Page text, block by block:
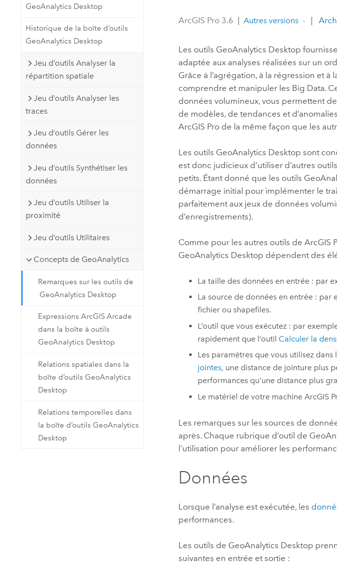
Créer des applications de
cartographie et d’analyse spatiale
Tous les produits
Tous les secteurs d’activité
GeoAnalytics Desktop
Historique de la boîte d’outils
GeoAnalytics Desktop
Jeu d’outils Analyser la
répartition spatiale
Jeu d’outils Analyser les
traces
Jeu d’outils Gérer les
données
Jeu d’outils Synthétiser les
données
Jeu d’outils Utiliser la
proximité
Jeu d’outils Utilitaires
Concepts de GeoAnalytics
Remarques sur les outils de
GeoAnalytics Desktop
Expressions ArcGIS Arcade
dans la boîte à outils
GeoAnalytics Desktop
Relations spatiales dans la
boîte d’outils GeoAnalytics
Desktop
Relations temporelles dans
la boîte d’outils GeoAnalytics
Desktop
ArcGIS Pro 3.6 Autres versions
Les outils GeoAnalytics Desktop
adaptée aux analyses réalisées sur un
Grâce à l’agrégation, à la régression et à
comprendre et manipuler les Big Data.
données volumineux, vous permettent
de modèles, de tendances et
ArcGIS Pro de la même façon que les
Les outils GeoAnalytics Desktop sont
est donc judicieux d’utiliser d’autres
petits. Étant donné que les outils
démarrage initial pour implémenter le
parfaitement aux jeux de données
d’enregistrements).
Comme pour les autres outils deArcGIS
GeoAnalytics Desktop dépendent des
La taille des données en entrée : par
La source de données en entrée : par
fichier ou shapefiles.
L’outil que vous exécutez : par
rapidement que l’outil Calculer la
Les paramètres que vous utilisez dans
jointes, une distance de jointure plus
performances qu’une distance plus
Le matériel de votre machine ArcGIS
Les remarques sur les sources de
après. Chaque rubrique d’outil de
l'utilisation pour améliorer les
Données
Lorsque l’analyse est exécutée, les
performances.
Les outils de GeoAnalytics Desktop
suivantes en entrée et sortie :